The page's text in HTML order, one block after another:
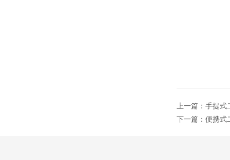
上一篇： 手提式
下一篇： 便携式